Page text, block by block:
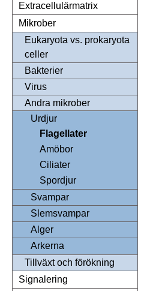
Extracellulärmatrix
Mikrober
Eukaryota vs. prokaryota
celler
Bakterier
Virus
Andra mikrober
Urdjur
Flagellater
Amöbor
Ciliater
Spordjur
Svampar
Slemsvampar
Alger
Arkerna
Tillväxt och förökning
Signalering